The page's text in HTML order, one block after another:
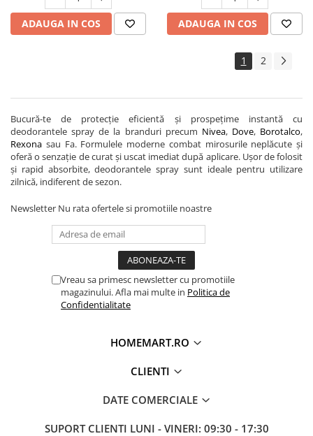
ADAUGA IN COS ADAUGA IN COS
1 2
Bucură-te de protecție eficientă și prospețime instantă cu
deodorantele spray de la branduri precum Nivea, Dove, Borotalco,
Rexona sau Fa. Formulele moderne combat mirosurile neplăcute și
oferă o senzație de curat și uscat imediat după aplicare. Ușor de folosit
și rapid absorbite, deodorantele spray sunt ideale pentru utilizare
zilnică, indiferent de sezon.
Newsletter Nu rata ofertele si promotiile noastre
Vreau sa primesc newsletter cu promotiile
magazinului. Afla mai multe in Politica de
Confidentialitate
HOMEMART.RO
CLIENTI
DATE COMERCIALE
SUPORT CLIENTI LUNI - VINERI: 09:30 - 17:30